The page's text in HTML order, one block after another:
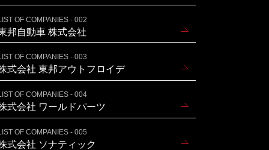
OF COMPANIES - 002
邦自動車 株式会社
OF COMPANIES - 003
式会社 東邦アウトフロイデ
OF COMPANIES - 004
式会社 ワールドパーツ
OF COMPANIES - 005
式会社 ソナティック